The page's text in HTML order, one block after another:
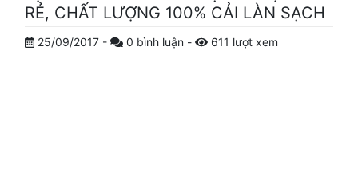
RẺ, CHẤT LƯỢNG 100% CẢI LÀN SẠCH
25/09/2017 - 0 bình luận - 611 lượt xem